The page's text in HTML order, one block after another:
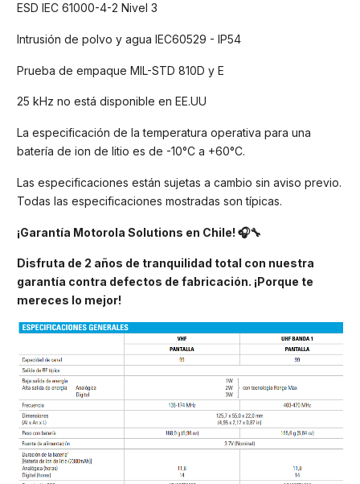
ESD IEC 61000-4-2 Nivel 3
Intrusión de polvo y agua IEC60529 - IP54
Prueba de empaque MIL-STD 810D y E
25 kHz no está disponible en EE.UU
La especificación de la temperatura operativa para una
batería de ion de litio es de -10°C a +60°C.
Las especificaciones están sujetas a cambio sin aviso previo.
Todas las especificaciones mostradas son típicas.
¡Garantía Motorola Solutions en Chile! 🎧🔧
Disfruta de 2 años de tranquilidad total con nuestra
garantía contra defectos de fabricación. ¡Porque te
mereces lo mejor!